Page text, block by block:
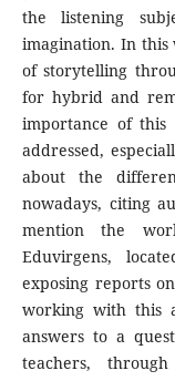
the listening
imagination. In this
of storytelling
for hybrid and
importance of
addressed,
about the
nowadays, citing
mention the
Eduvirgens,
exposing reports
working with this
answers to a
teachers,